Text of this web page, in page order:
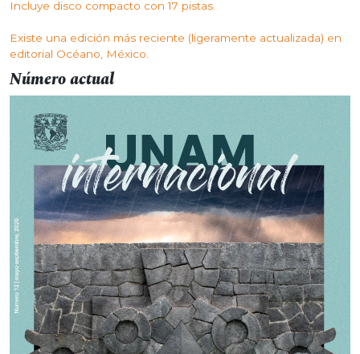
Incluye disco compacto con 17 pistas.
Existe una edición más reciente (ligeramente actualizada) en
editorial Océano, México.
Número actual